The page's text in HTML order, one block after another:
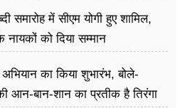
समारोह में सीएम योगी हुए शामिल,
नायकों को दिया सम्मान
अभियान का किया शुभारंभ, बोले-
आन-बान-शान का प्रतीक है तिरंगा